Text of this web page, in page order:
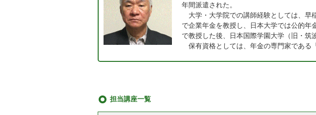
年間派遣された。
大学・大学院での講師経験としては、早
で企業年金を教授し、日本大学では公的
で教授した後、日本国際学園大学（旧・筑
保有資格としては、年金の専門家である
担当講座一覧